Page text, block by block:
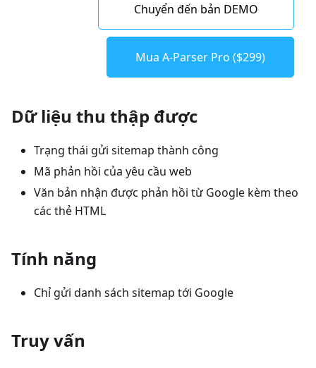
Chuyển đến bản DEMO
Mua A-Parser Pro ($299)
Dữ liệu thu thập được
Trạng thái gửi sitemap thành công
Mã phản hồi của yêu cầu web
Văn bản nhận được phản hồi từ Google kèm theo
các thẻ HTML
Tính năng
Chỉ gửi danh sách sitemap tới Google
Truy vấn